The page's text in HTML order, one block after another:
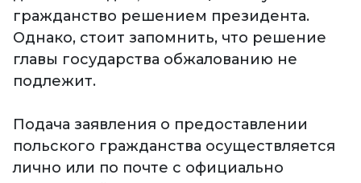
гражданство решением президента.
Однако, стоит запомнить, что решение
главы государства обжалованию не
подлежит.
Подача заявления о предоставлении
польского гражданства осуществляется
лично или по почте с официально